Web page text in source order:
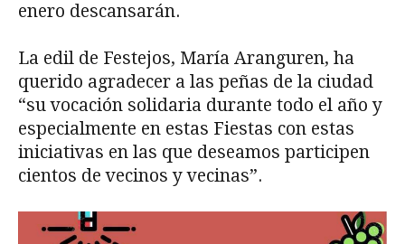
enero descansarán.
La edil de Festejos, María Aranguren, ha
querido agradecer a las peñas de la ciudad
“su vocación solidaria durante todo el año y
especialmente en estas Fiestas con estas
iniciativas en las que deseamos participen
cientos de vecinos y vecinas”.